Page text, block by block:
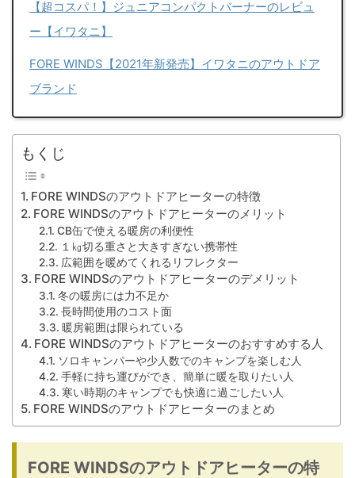
【超コスパ！】ジュニアコンパクトバーナーのレビュ
ー【イワタニ】
FORE WINDS【2021年新発売】イワタニのアウトドア
ブランド
もくじ
FORE WINDSのアウトドアヒーターの特徴
FORE WINDSのアウトドアヒーターのメリット
CB缶で使える暖房の利便性
１㎏切る重さと大きすぎない携帯性
広範囲を暖めてくれるリフレクター
FORE WINDSのアウトドアヒーターのデメリット
冬の暖房には力不足か
長時間使用のコスト面
暖房範囲は限られている
FORE WINDSのアウトドアヒーターのおすすめする人
ソロキャンパーや少人数でのキャンプを楽しむ人
手軽に持ち運びができ、簡単に暖を取りたい人
寒い時期のキャンプでも快適に過ごしたい人
FORE WINDSのアウトドアヒーターのまとめ
FORE WINDSのアウトドアヒーターの特